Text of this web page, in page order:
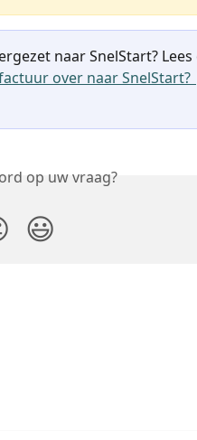
naar SnelStart?
over naar SnelStart?
op uw vraag?
😃